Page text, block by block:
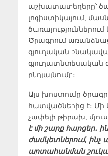
աշխատատեղերը՝
լոգիստիկայում,
ծառայություններում
Ծրագրում
գյուղական
գյուղատնտեսական
ընդլայնումը։
Այս խոստումը
հատվածներից է։ Մի
չափելի թիրախ, մյուս
է մի շարք հարցեր․
ժամկետներում, ինչ
արտահանման